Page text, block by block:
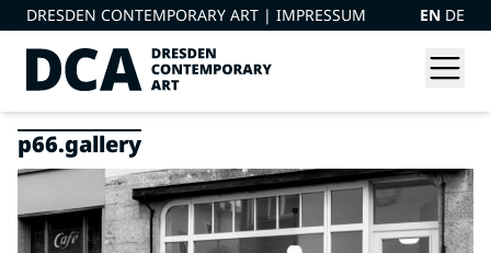
DRESDEN CONTEMPORARY ART | IMPRESSUM EN DE
p66.gallery